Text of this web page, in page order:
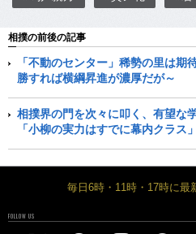
相撲の前後の記事
「不動のセンター」稀勢の里は期
勝すれば横綱昇進が濃厚だが～
相撲界の門を次々に叩く、有望な
「小柳の実力はすでに幕内クラス
毎日6時・11時・17時に最
FOLLOW US